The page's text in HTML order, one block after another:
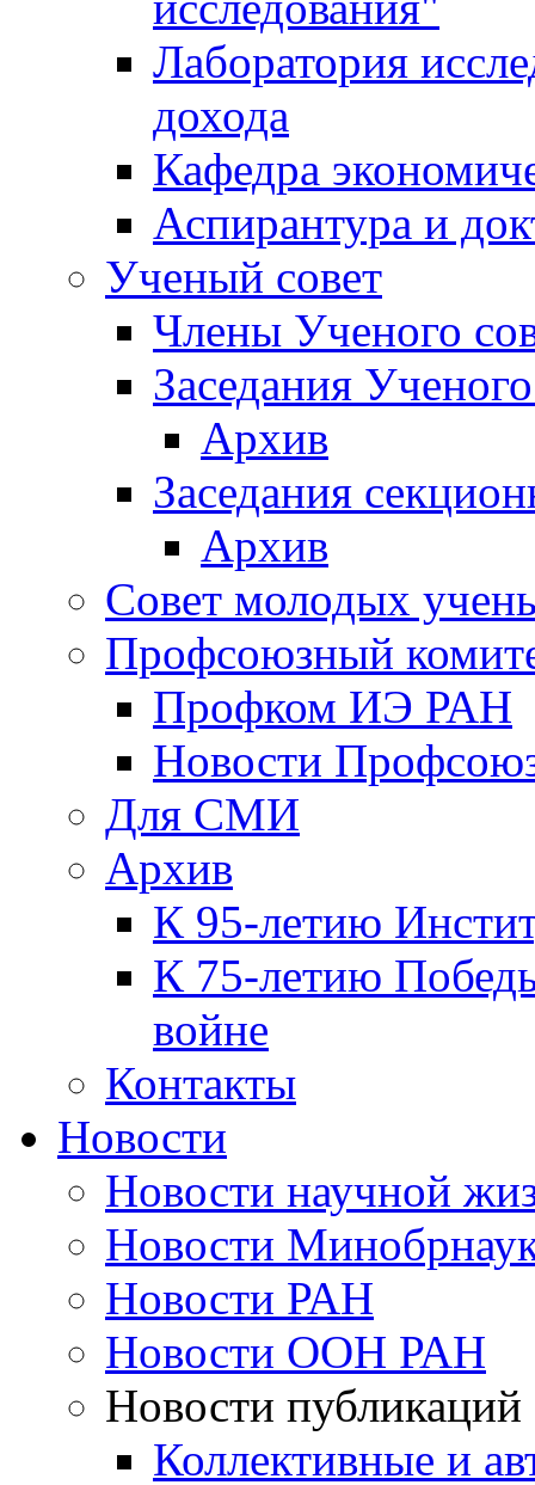
Лаборатория
дохода
Кафедра
Аспирантура и
Ученый совет
Члены Ученого
Заседания
Архив
Заседания
Архив
Совет молодых
Профсоюзный
Профком ИЭ РАН
Новости
Для СМИ
Архив
К 95-летию
К 75-летию
войне
Контакты
Новости
Новости научной
Новости
Новости РАН
Новости ООН РАН
Новости публикаций
Коллективные и